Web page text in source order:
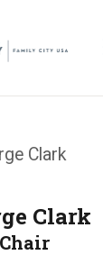
INFO
LIBRARY
Clark